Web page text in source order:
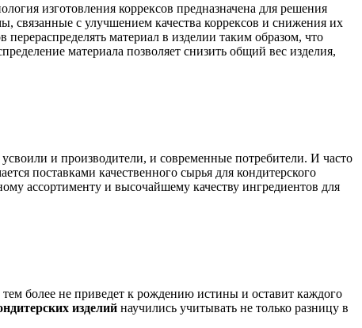
изготовления коррексов предназначена для решения
связанные с улучшением качества коррексов и снижения их
перераспределять материал в изделии таким образом, что
материала позволяет снизить общий вес изделия,
и производители, и современные потребители. И часто
поставками качественного сырья для кондитерского
ассортименту и высочайшему качеству ингредиентов для
тем более не приведет к рождению истины и оставит каждого
изделий научились учитывать не только разницу в